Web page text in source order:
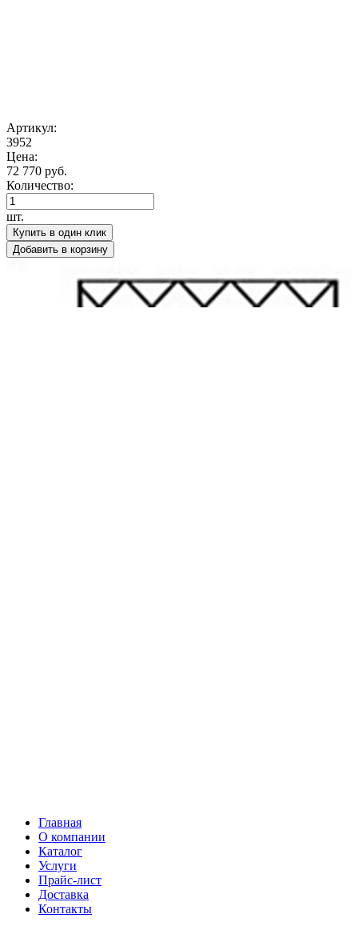
Артикул:
3952
Цена:
72 770 руб.
Количество:
шт.
Купить в один клик
Добавить в корзину
Главная
О компании
Каталог
Услуги
Прайс-лист
Доставка
Контакты